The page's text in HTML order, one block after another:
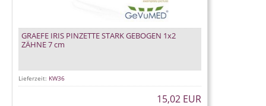
GRAEFE IRIS PINZETTE STARK GEBOGEN 1x2
ZÄHNE 7 cm
Lieferzeit: KW36
15,02 EUR